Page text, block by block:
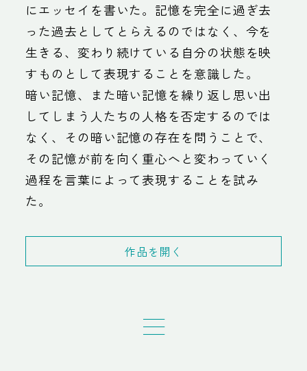
にエッセイを書いた。記憶を完全に過ぎ去
った過去としてとらえるのではなく、今を
生きる、変わり続けている自分の状態を映
すものとして表現することを意識した。
暗い記憶、また暗い記憶を繰り返し思い出
してしまう人たちの人格を否定するのでは
なく、その暗い記憶の存在を問うことで、
その記憶が前を向く重心へと変わっていく
過程を言葉によって表現することを試み
た。
作品を開く